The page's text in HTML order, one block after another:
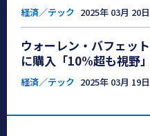
経済／テック 2025年 03月 20日
ウォーレン・バフェッ
に購入「10%超も視野」
経済／テック 2025年 03月 19日